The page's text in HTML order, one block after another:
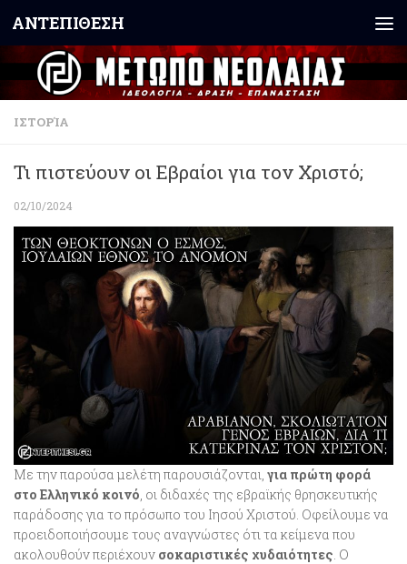
Skip to content
ΑΝΤΕΠΙΘΕΣΗ
ΙΣΤΟΡΊΑ
Τι πιστεύουν οι Εβραίοι για τον Χριστό;
02/10/2024
Με την παρούσα μελέτη παρουσιάζονται, για πρώτη φορά
στο Ελληνικό κοινό , οι διδαχές της εβραϊκής θρησκευτικής
παράδοσης για το πρόσωπο του Ιησού Χριστού. Οφείλουμε να
προειδοποιήσουμε τους αναγνώστες ότι τα κείμενα που
ακολουθούν περιέχουν σοκαριστικές χυδαιότητες . Ο